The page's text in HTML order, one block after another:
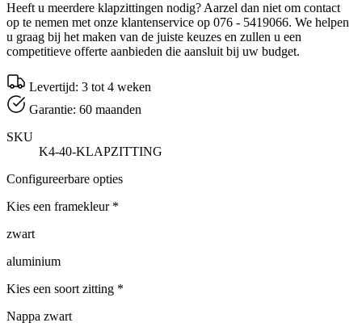
Heeft u meerdere klapzittingen nodig? Aarzel dan niet om contact
op te nemen met onze klantenservice op 076 - 5419066. We helpen
u graag bij het maken van de juiste keuzes en zullen u een
competitieve offerte aanbieden die aansluit bij uw budget.
Levertijd: 3 tot 4 weken
Garantie: 60 maanden
SKU
K4-40-KLAPZITTING
Configureerbare opties
Kies een framekleur *
zwart
aluminium
Kies een soort zitting *
Nappa zwart